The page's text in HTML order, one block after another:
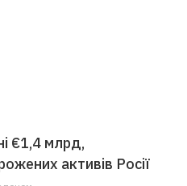
€1,4 млрд,
активів Росії